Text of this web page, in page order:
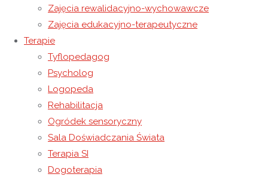
Zajęcia rewalidacyjno-wychowawcze
Zajęcia edukacyjno-terapeutyczne
Terapie
Tyflopedagog
Psycholog
Logopeda
Rehabilitacja
Ogródek sensoryczny
Sala Doświadczania Świata
Terapia SI
Dogoterapia
intensywny okres pracy, rozwoju i satysfakcji — zarówno dla
jego uczestników, jak i pracowników. Projekt realizowany jest
przez Stowarzyszenie Pomocy Dzieciom i Młodzieży Caritas
w Przemyślu z myślą o dzieciach z zaburzeniami
funkcjonowania zmysłów. Bierze w nim udział dziewięcioro
wychowanków Niepublicznego Ośrodka Rewalidacyjno-
Wychowawczego Caritas w Wysokiej. Wszyscy z nich
zakwalifikowali się do dwóch rodzajów sobotnich zajęć —
grupowych i indywidualnych. Dotychczas
przeprowadzonych zostało 12 godzin dydaktycznych
specjalistycznych zajęć grupowych oraz 6 godzin